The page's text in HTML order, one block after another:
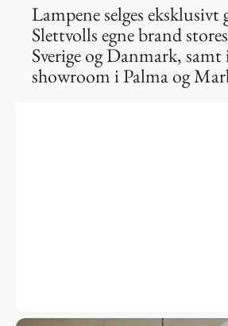
Lampene selges eksklusivt
Slettvolls egne brand
Sverige og Danmark, samt
showroom i Palma og